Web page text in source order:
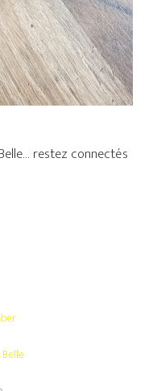
restez connectés